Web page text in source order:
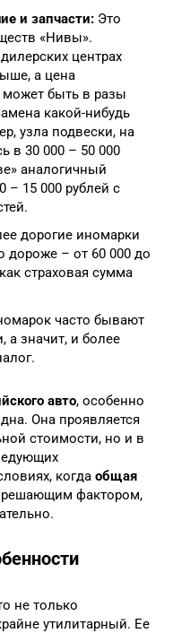
и запчасти: Это
«Нивы».
центрах
а цена
может быть в разы
какой-нибудь
узла подвески, на
в 30 000 – 50 000
аналогичный
– 15 000 рублей с
дорогие иномарки
дороже – от 60 000 до
страховая сумма
часто бывают
а значит, и более
авто, особенно
Она проявляется
стоимости, но и в
когда общая
решающим фактором,
не только
утилитарный. Ее